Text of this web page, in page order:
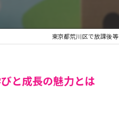
東京都荒川区で放課後
と成長の魅力とは